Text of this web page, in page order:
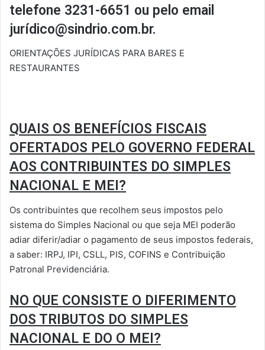
telefone 3231-6651 ou pelo email
jurídico@sindrio.com.br.
ORIENTAÇÕES JURÍDICAS PARA BARES E
RESTAURANTES
QUAIS OS BENEFÍCIOS FISCAIS
OFERTADOS PELO GOVERNO FEDERAL
AOS CONTRIBUINTES DO SIMPLES
NACIONAL E MEI?
Os contribuintes que recolhem seus impostos pelo
sistema do Simples Nacional ou que seja MEI poderão
adiar diferir/adiar o pagamento de seus impostos federais,
a saber: IRPJ, IPI, CSLL, PIS, COFINS e Contribuição
Patronal Previdenciária.
NO QUE CONSISTE O DIFERIMENTO
DOS TRIBUTOS DO SIMPLES
NACIONAL E DO O MEI?